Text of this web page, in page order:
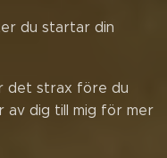
du startar din
det strax före du
av dig till mig för mer